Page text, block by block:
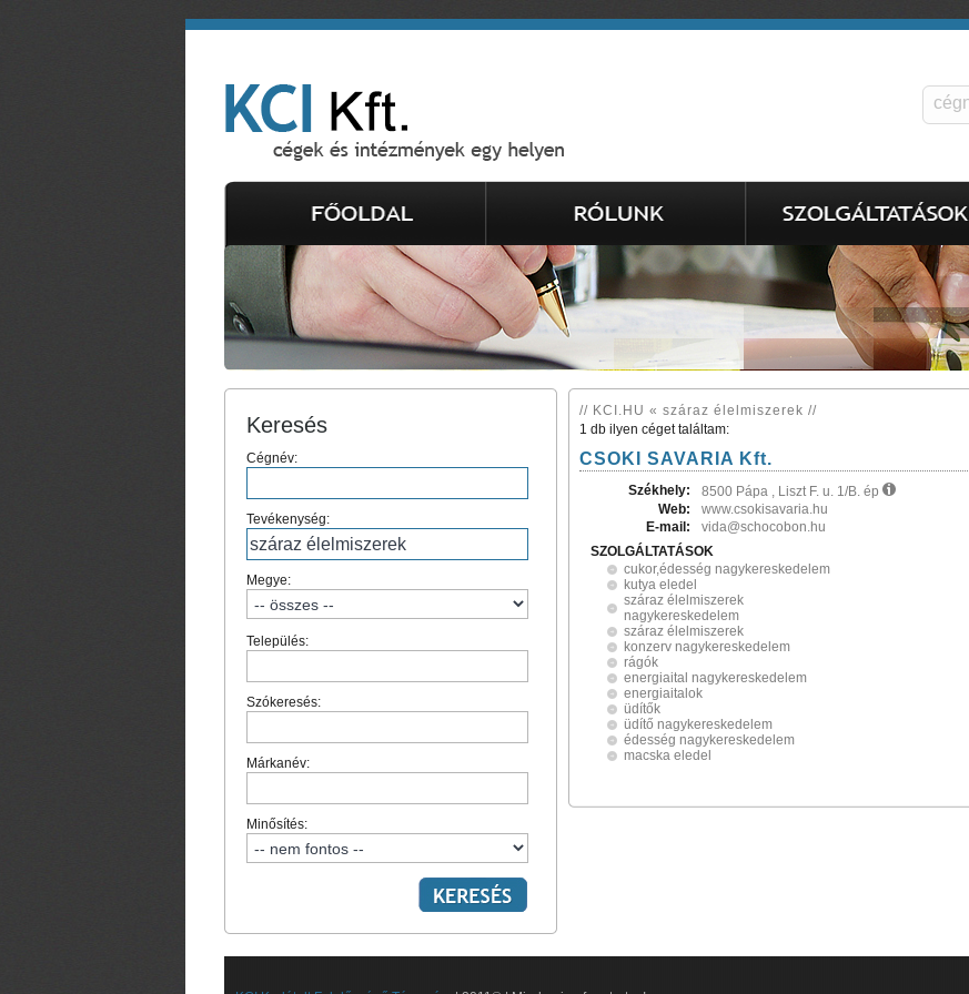
Keresés
Cégnév:
Tevékenység:
Megye:
Település:
Szókeresés:
Márkanév:
Minősítés:
// KCI.HU « száraz élelmiszerek //
1 db ilyen céget találtam:
CSOKI SAVARIA Kft.
Székhely:
8500 Pápa , Liszt F. u. 1/B. ép
Web:
www.csokisavaria.hu
E-mail:
vida@schocobon.hu
SZOLGÁLTATÁSOK
cukor,édesség nagykereskedelem
kutya eledel
száraz élelmiszerek
nagykereskedelem
száraz élelmiszerek
konzerv nagykereskedelem
rágók
energiaital nagykereskedelem
energiaitalok
üdítők
üdítő nagykereskedelem
édesség nagykereskedelem
macska eledel